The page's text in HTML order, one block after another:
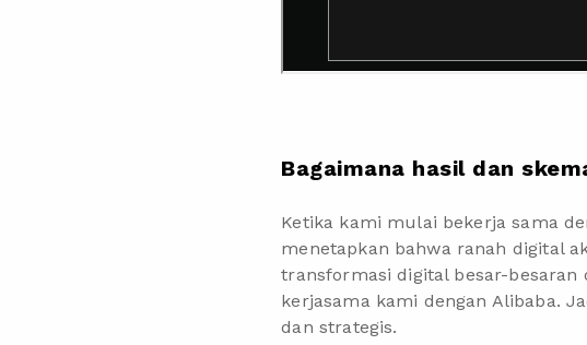
Bagaimana hasil dan
Ketika kami mulai bekerja sama
menetapkan bahwa ranah digital
transformasi digital besar-
kerjasama kami dengan Alibaba.
dan strategis.